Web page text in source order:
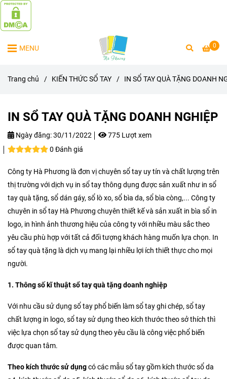
0
MENU
Trang chủ / KIẾN THỨC SỔ TAY / IN SỔ TAY QUÀ TẶNG DOANH
IN SỔ TAY QUÀ TẶNG DOANH NGHIỆP
Ngày đăng:30/11/2022
775 Lượt xem
0 Đánh giá
Công ty Hà Phương là đơn vị chuyên sổ tay uy tín và chất lượng trên
thị trường với dịch vụ in sổ tay thông dụng được sản xuất như in sổ
tay quà tặng, sổ dán gáy, sổ lò xo, sổ bìa da, sổ bìa còng,... Công ty
chuyên in sổ tay Hà Phương chuyên thiết kế và sản xuất in bìa sổ in
logo, in hình ảnh thương hiệu của công ty với nhiều màu sắc theo
yêu cầu phù hợp với tất cả đối tượng khách hàng muốn lựa chọn. In
sổ tay quà tặng là dịch vụ mang lại nhiều lợi ích thiết thực cho mọi
người.
1. Thông số kĩ thuật sổ tay quà tặng doanh nghiệp
Với nhu cầu sử dụng sổ tay phổ biến làm sổ tay ghi chép, sổ tay
chất lượng in logo, sổ tay sử dụng theo kích thước theo sở thích thì
việc lựa chọn sổ tay sử dụng theo yêu cầu là công việc phổ biến
được quan tâm.
Theo kích thước sử dụngcó các mẫu sổ tay gồm kích thước sổ da